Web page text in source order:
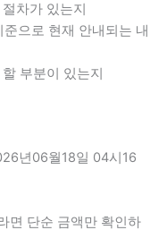
차가 있는지
으로 현재 안내되는 내
부분이 있는지
년06월18일 04시16
면 단순 금액만 확인하